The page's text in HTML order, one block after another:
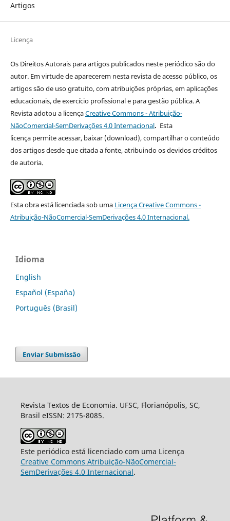
Artigos
Licença
Os Direitos Autorais para artigos publicados neste periódico são do
autor. Em virtude de aparecerem nesta revista de acesso público, os
artigos são de uso gratuito, com atribuições próprias, em aplicações
educacionais, de exercício profissional e para gestão pública. A
Revista adotou a licençaCreative Commons - Atribuição-
NãoComercial-SemDerivações 4.0 Internacional. Esta
licença permite acessar, baixar (download), compartilhar o conteúdo
dos artigos desde que citada a fonte, atribuindo os devidos créditos
de autoria.
Esta obra está licenciada sob uma LicençaCreative Commons -
Atribuição-NãoComercial-SemDerivações 4.0 Internacional.
Idioma
English
Español (España)
Português (Brasil)
Enviar Submissão
Revista Textos de Economia. UFSC, Florianópolis, SC,
Brasil eISSN: 2175-8085.
Este periódico está licenciado com uma Licença
Creative Commons Atribuição-NãoComercial-
SemDerivações 4.0 Internacional.